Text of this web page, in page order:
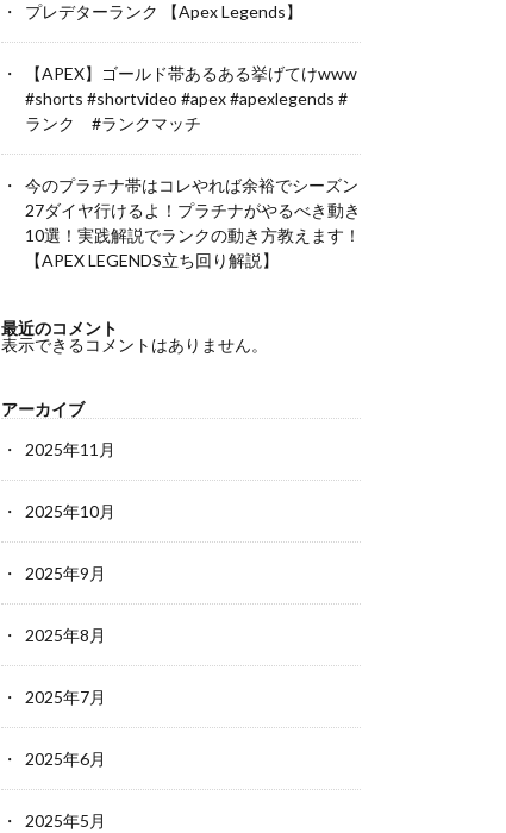
プレデターランク 【Apex Legends】
【APEX】ゴールド帯あるある挙げてけwww
#shorts #shortvideo #apex #apexlegends #
ランク #ランクマッチ
今のプラチナ帯はコレやれば余裕でシーズン
27ダイヤ行けるよ！プラチナがやるべき動き
10選！実践解説でランクの動き方教えます！
【APEX LEGENDS立ち回り解説】
最近のコメント
表示できるコメントはありません。
アーカイブ
2025年11月
2025年10月
2025年9月
2025年8月
2025年7月
2025年6月
2025年5月